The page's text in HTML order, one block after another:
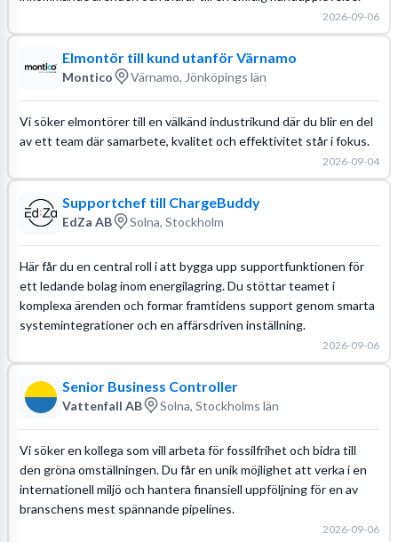
2026-09-06
Elmontör till kund utanför Värnamo
Montico Värnamo, Jönköpings län
Vi söker elmontörer till en välkänd industrikund där du blir en del
av ett team där samarbete, kvalitet och effektivitet står i fokus.
2026-09-04
Supportchef till ChargeBuddy
EdZa AB Solna, Stockholm
Här får du en central roll i att bygga upp supportfunktionen för
ett ledande bolag inom energilagring. Du stöttar teamet i
komplexa ärenden och formar framtidens support genom smarta
systemintegrationer och en affärsdriven inställning.
2026-09-06
Senior Business Controller
Vattenfall AB Solna, Stockholms län
Vi söker en kollega som vill arbeta för fossilfrihet och bidra till
den gröna omställningen. Du får en unik möjlighet att verka i en
internationell miljö och hantera finansiell uppföljning för en av
branschens mest spännande pipelines.
2026-09-06